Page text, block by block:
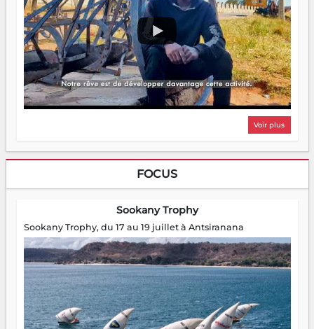
Voir plus
FOCUS
Sookany Trophy
Sookany Trophy, du 17 au 19 juillet à Antsiranana